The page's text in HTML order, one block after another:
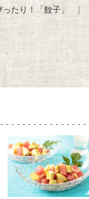
たり！「餃子」